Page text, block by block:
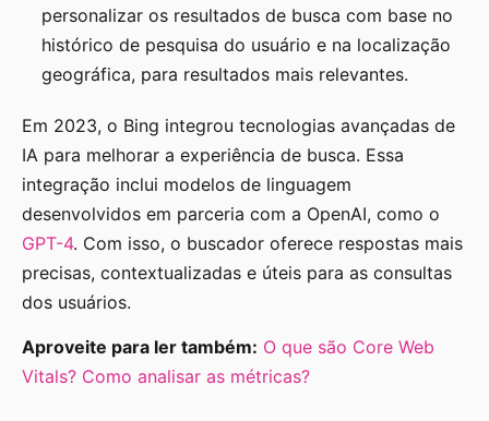
personalizar os resultados de busca com base no
histórico de pesquisa do usuário e na localização
geográfica, para resultados mais relevantes.
Em 2023, o Bing integrou tecnologias avançadas de
IA para melhorar a experiência de busca. Essa
integração inclui modelos de linguagem
desenvolvidos em parceria com a OpenAI, como o
GPT-4. Com isso, o buscador oferece respostas mais
precisas, contextualizadas e úteis para as consultas
dos usuários.
Aproveite para ler também: O que são Core Web
Vitals? Como analisar as métricas?